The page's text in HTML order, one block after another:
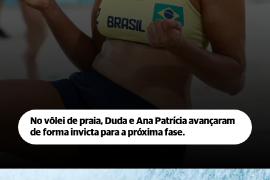
No vôlei de praia, Duda e Ana Patrícia avançaram
de forma invicta para a próxima fase.